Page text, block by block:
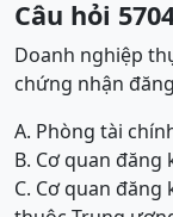
Câu hỏi
Doanh nghiệp
chứng nhận
A. Phòng tài
B. Cơ quan
C. Cơ quan